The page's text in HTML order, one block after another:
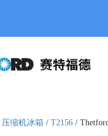
压缩机冰箱 / T2156 /